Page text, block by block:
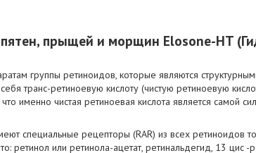
прыщей и морщин Elosone-HT
группы ретиноидов, которые являются
транс-ретиноевую кислоту (чистую ретиноевую
именно чистая ретиноевая кислота является самой
специальные рецепторы (RAR) из всех ретиноидов
ретинол или ретинола-ацетат, ретинальдегид, 13 цис